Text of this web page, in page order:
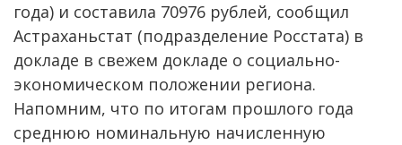
года) и составила 70976 рублей, сообщил
Астраханьстат (подразделение Росстата) в
докладе в свежем докладе о социально-
экономическом положении региона.
Напомним, что по итогам прошлого года
среднюю номинальную начисленную